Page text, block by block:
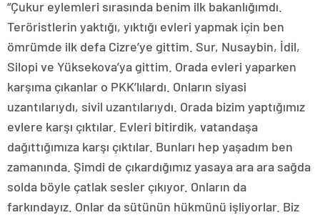
“Çukur eylemleri sırasında benim ilk bakanlığımdı.
Teröristlerin yaktığı, yıktığı evleri yapmak için ben
ömrümde ilk defa Cizre’ye gittim. Sur, Nusaybin, İdil,
Silopi ve Yüksekova’ya gittim. Orada evleri yaparken
karşıma çıkanlar o PKK’lılardı. Onların siyasi
uzantılarıydı, sivil uzantılarıydı. Orada bizim yaptığımız
evlere karşı çıktılar. Evleri bitirdik, vatandaşa
dağıttığımıza karşı çıktılar. Bunları hep yaşadım ben
zamanında. Şimdi de çıkardığımız yasaya ara ara sağda
solda böyle çatlak sesler çıkıyor. Onların da
farkındayız. Onlar da sütünün hükmünü işliyorlar. Biz